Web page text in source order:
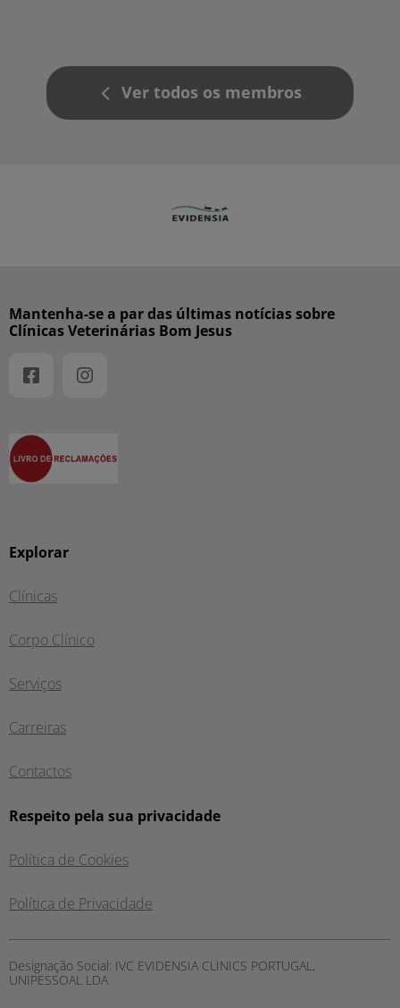
Ver todos os membros
Explorar
Clínicas
Corpo Clínico
Serviços
Carreiras
Contactos
Respeito pela sua privacidade
Política de Cookies
Política de Privacidade
Mantenha-se a par das últimas notícias sobre
Clínicas Veterinárias Bom Jesus
Designação Social: IVC EVIDENSIA CLINICS PORTUGAL,
UNIPESSOAL LDA